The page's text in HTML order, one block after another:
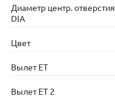
Диаметр центр. отверстия,
DIA
Цвет
Вылет ET
Вылет ET 2